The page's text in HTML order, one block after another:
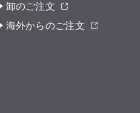
卸のご注文
海外からのご注文